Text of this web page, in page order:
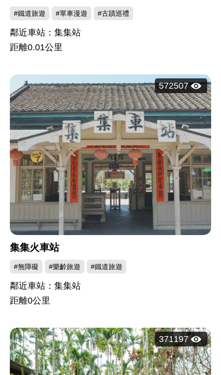
#鐵道旅遊 #單車漫遊 #古蹟巡禮
鄰近車站：集集站
距離0.01公里
集集火車站
#無障礙 #樂齡旅遊 #鐵道旅遊
鄰近車站：集集站
距離0公里
瀏
覽
人
次：
572507
瀏
覽
人
371197